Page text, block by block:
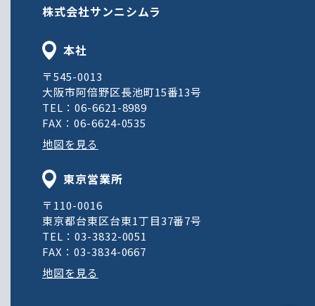
株式会社サンニシムラ
本社
〒545-0013
大阪市阿倍野区長池町15番13号
TEL：06-6621-8989
FAX：06-6624-0535
地図を見る
東京営業所
〒110-0016
東京都台東区台東1丁目37番7号
TEL：03-3832-0051
FAX：03-3834-0667
地図を見る